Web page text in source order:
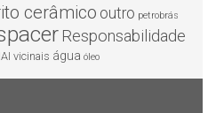
cerâmico outro petrobrás
Responsabilidade
vicinais água óleo